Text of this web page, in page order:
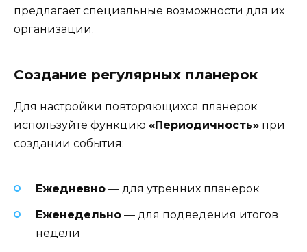
предлагает специальные возможности для их
организации.
Создание регулярных планерок
Для настройки повторяющихся планерок
используйте функцию «Периодичность» при
создании события:
Ежедневно — для утренних планерок
Еженедельно — для подведения итогов
недели